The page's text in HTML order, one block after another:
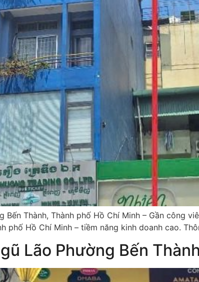
Bến Thành, Thành phố Hồ Chí Minh – Gần công
phố Hồ Chí Minh – tiềm năng kinh doanh cao.
Lão Phường Bến Thành